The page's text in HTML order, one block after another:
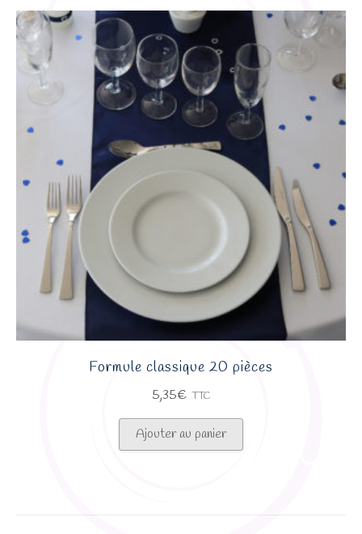
Formule classique 20 pièces
5,35€ TTC
Ajouter au panier